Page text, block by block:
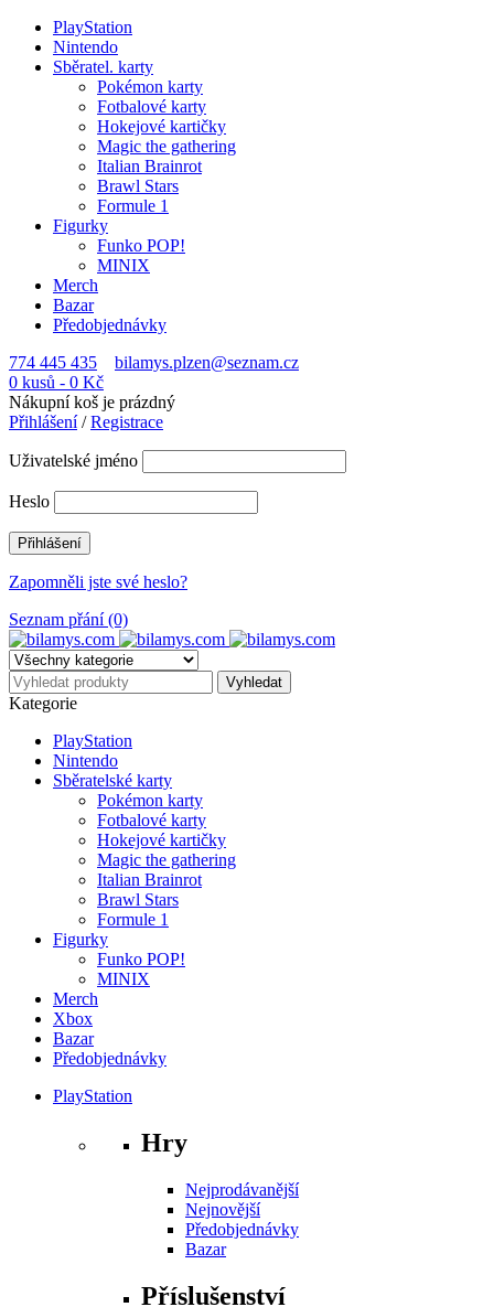
PlayStation
Nintendo
Sběratel. karty
Pokémon karty
Fotbalové karty
Hokejové kartičky
Magic the gathering
Italian Brainrot
Brawl Stars
Formule 1
Figurky
Funko POP!
MINIX
Merch
Bazar
Předobjednávky
774 445 435
bilamys.plzen@seznam.cz
0 kusů - 0 Kč
Nákupní koš je prázdný
Přihlášení/Registrace
Uživatelské jméno
Heslo
Zapomněli jste své heslo?
Seznam přání (0)
Kategorie
PlayStation
Nintendo
Sběratelské karty
Pokémon karty
Fotbalové karty
Hokejové kartičky
Magic the gathering
Italian Brainrot
Brawl Stars
Formule 1
Figurky
Funko POP!
MINIX
Merch
Xbox
Bazar
Předobjednávky
PlayStation
Hry
Nejprodávanější
Nejnovější
Předobjednávky
Bazar
Příslušenství